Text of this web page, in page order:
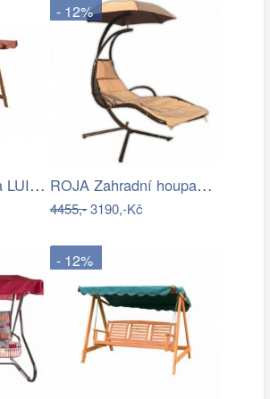
Zahradní houpačka LUISA ROJAPLAST
- 12%
ROJA Zahradní houpačka ZW 6119 - béžová
4455,-3190,-Kč
- 12%